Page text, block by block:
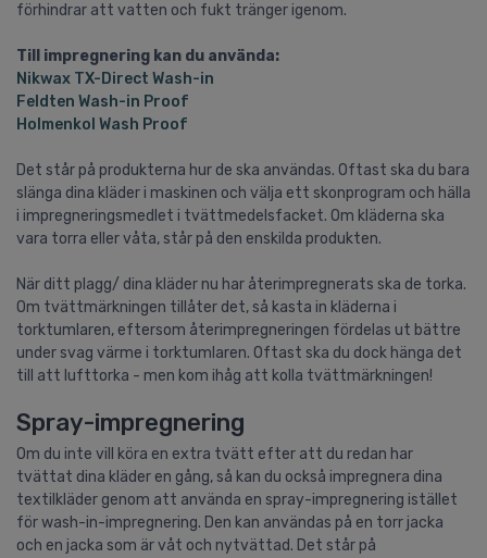
förhindrar att vatten och fukt tränger igenom.
Till impregnering kan du använda:
Nikwax TX-Direct Wash-in
Feldten Wash-in Proof
Holmenkol Wash Proof
Det står på produkterna hur de ska användas. Oftast ska du bara
slänga dina kläder i maskinen och välja ett skonprogram och hälla
i impregneringsmedlet i tvättmedelsfacket. Om kläderna ska
vara torra eller våta, står på den enskilda produkten.
När ditt plagg/ dina kläder nu har återimpregnerats ska de torka.
Om tvättmärkningen tillåter det, så kasta in kläderna i
torktumlaren, eftersom återimpregneringen fördelas ut bättre
under svag värme i torktumlaren. Oftast ska du dock hänga det
till att lufttorka - men kom ihåg att kolla tvättmärkningen!
Spray-impregnering
Om du inte vill köra en extra tvätt efter att du redan har
tvättat dina kläder en gång, så kan du också impregnera dina
textilkläder genom att använda en spray-impregnering istället
för wash-in-impregnering. Den kan användas på en torr jacka
och en jacka som är våt och nytvättad. Det står på